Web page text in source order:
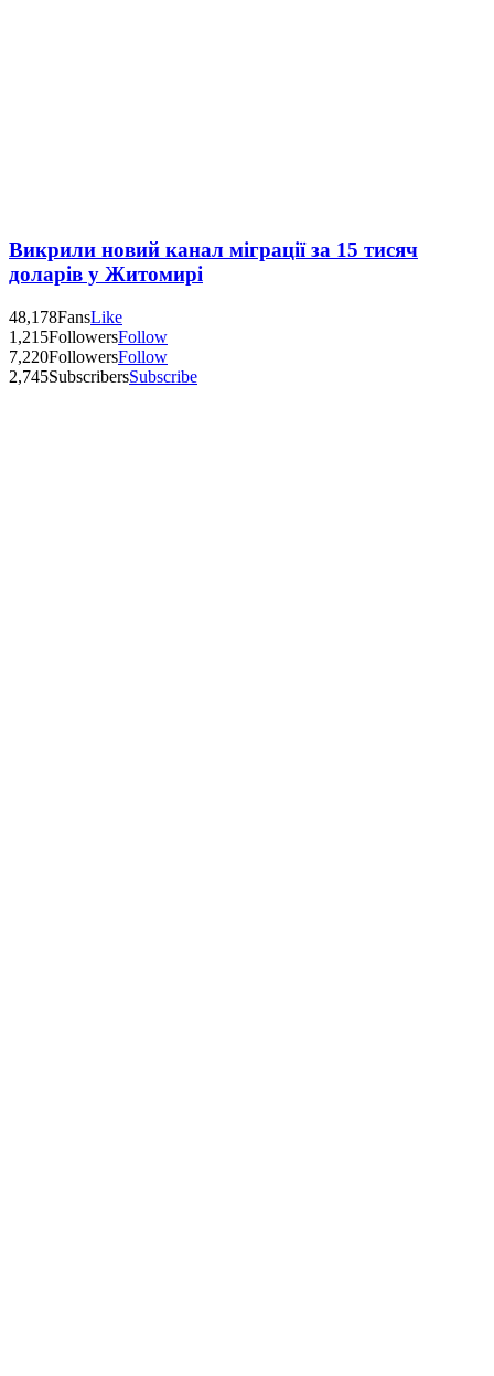
Викрили новий канал міграції за 15 тисяч
доларів у Житомирі
48,178FansLike
1,215FollowersFollow
7,220FollowersFollow
2,745SubscribersSubscribe